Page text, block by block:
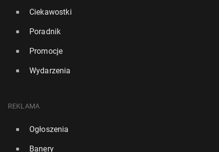
Ciekawostki
Poradnik
Promocje
Wydarzenia
REKLAMA
Ogłoszenia
Banery